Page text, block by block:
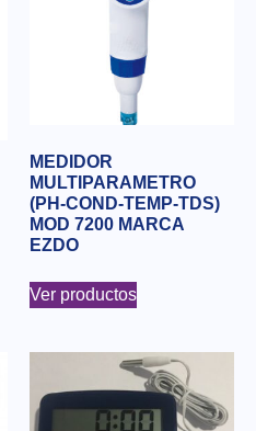
MEDIDOR
MULTIPARAMETRO
(PH-COND-TEMP-TDS)
MOD 7200 MARCA
EZDO
Ver productos